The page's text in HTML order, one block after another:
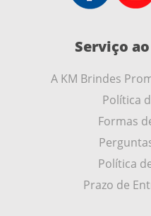
Serviço
A KM Brindes
Política
Formas
Política
Prazo de